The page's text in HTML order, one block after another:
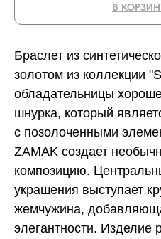
В
Браслет из
золотом из коллекции
обладательницы
шнурка, который
с позолоченными
ZAMAK создает
композицию.
украшения выступает
жемчужина,
элегантности. Изделие